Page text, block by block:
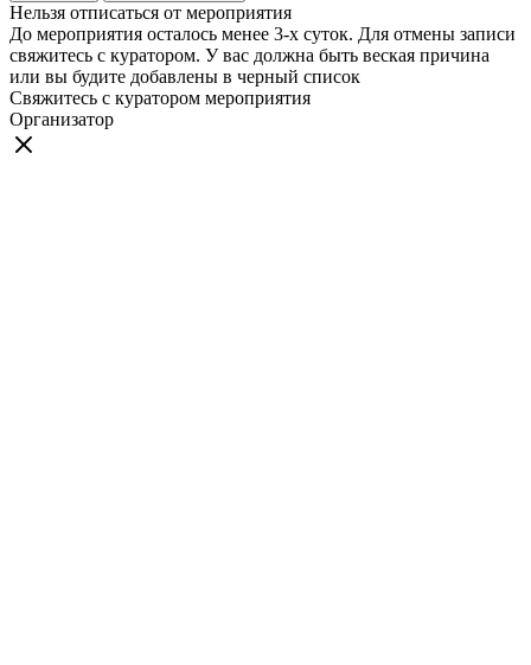
Нельзя отписаться от мероприятия
До мероприятия осталось менее 3-х суток. Для отмены записи
свяжитесь с куратором. У вас должна быть веская причина
или вы будите добавлены в черный список
Свяжитесь с куратором мероприятия
Организатор